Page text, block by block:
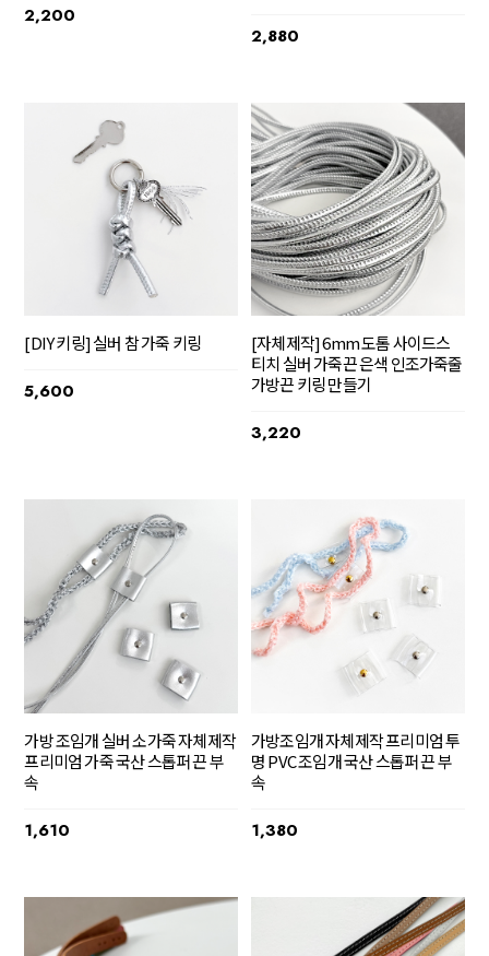
2,200
2,880
[DIY 키링] 실버 참 가죽 키링
5,600
[자체제작] 6mm 도톰 사이드스
티치 실버 가죽끈 은색 인조가죽줄
가방끈 키링 만들기
3,220
가방 조임개 실버 소가죽 자체제작
프리미엄 가죽 국산 스톱퍼 끈 부
속
1,610
가방조임개 자체제작 프리미엄 투
명 PVC 조임개 국산 스톱퍼 끈 부
속
1,380